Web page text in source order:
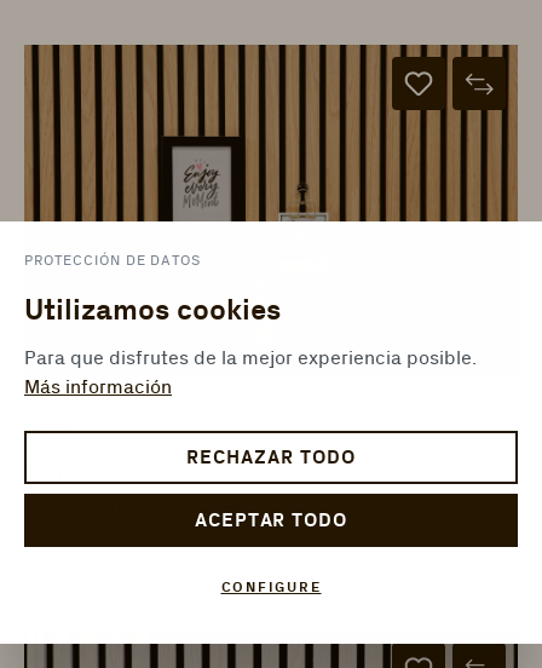
Dolf -
ter Hürne - Accesorios de pared + techo
PROTECCIÓN DE DATOS
Utilizamos cookies
Para que disfrutes de la mejor experiencia posible.
Más información
RECHAZAR TODO
ACEPTAR TODO
CONFIGURE